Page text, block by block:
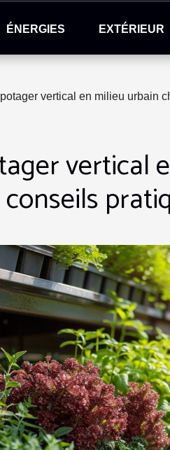
ÉNERGIES EXTÉRIEUR
vertical en milieu urbain
vertical